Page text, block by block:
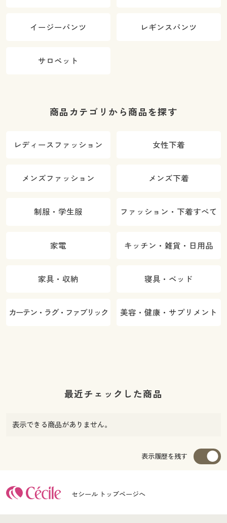
イージーパンツ レギンスパンツ
サロペット
商品カテゴリから商品を探す
レディースファッション 女性下着
メンズファッション メンズ下着
制服・学生服 ファッション・下着すべて
家電 キッチン・雑貨・日用品
家具・収納 寝具・ベッド
カーテン・ラグ・ファブリック 美容・健康・サプリメント
最近チェックした商品
表示できる商品がありません。
表示履歴を残す
セシール トップページへ